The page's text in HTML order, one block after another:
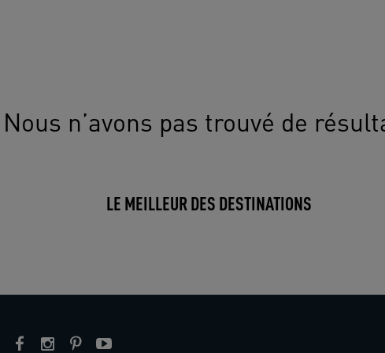
Nous n’avons pas trouvé de
LE MEILLEUR DES DESTINATIONS